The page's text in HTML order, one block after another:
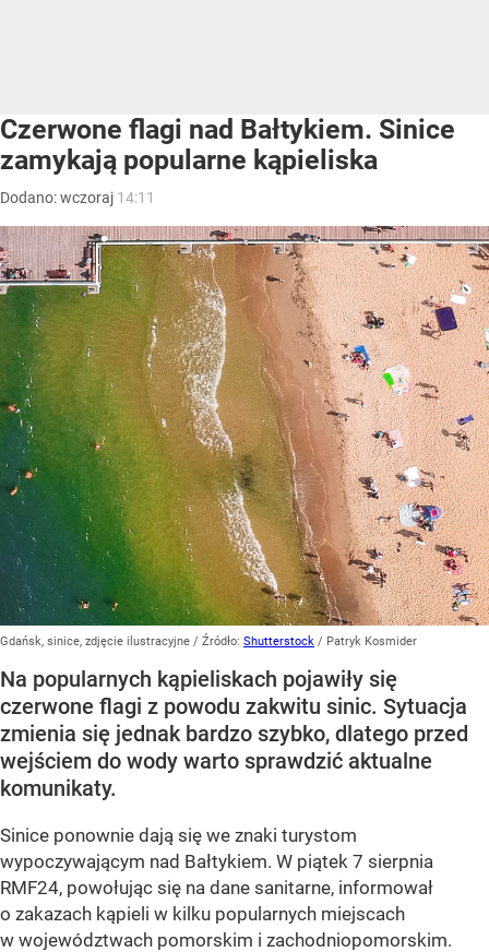
Czerwone flagi nad Bałtykiem. Sinice
zamykają popularne kąpieliska
Dodano:wczoraj 14:11
Gdańsk, sinice, zdjęcie ilustracyjne / Źródło: Shutterstock / Patryk Kosmider
Na popularnych kąpieliskach pojawiły się
czerwone flagi z powodu zakwitu sinic. Sytuacja
zmienia się jednak bardzo szybko, dlatego przed
wejściem do wody warto sprawdzić aktualne
komunikaty.
Sinice ponownie dają się we znaki turystom
wypoczywającym nad Bałtykiem. W piątek 7 sierpnia
RMF24, powołując się na dane sanitarne, informował
o zakazach kąpieli w kilku popularnych miejscach
w województwach pomorskim i zachodniopomorskim.